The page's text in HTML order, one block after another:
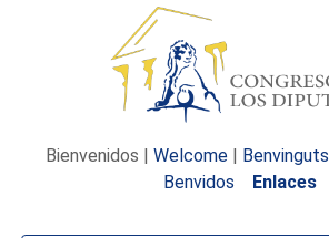
Bienvenidos | Welcome | Benvinguts
Benvidos
Enlaces